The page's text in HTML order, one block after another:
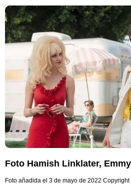
Foto Hamish Linklater,
Foto añadida el 3 de mayo de 2022 Copyright